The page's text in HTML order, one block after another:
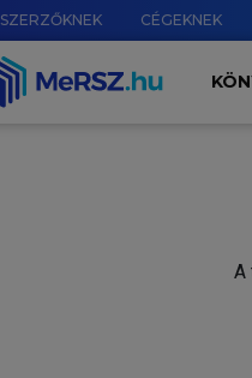
SZERZŐKNEK CÉGEKNEK
A